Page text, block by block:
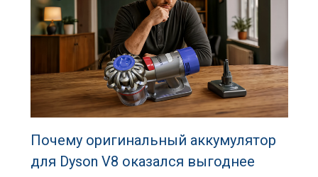
Почему оригинальный аккумулятор
для Dyson V8 оказался выгоднее